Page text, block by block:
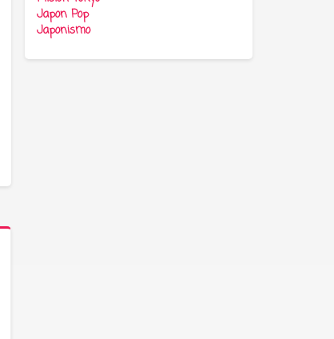
Japon Pop
Japonismo